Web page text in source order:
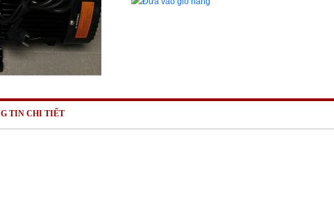
TIN CHI TIẾT